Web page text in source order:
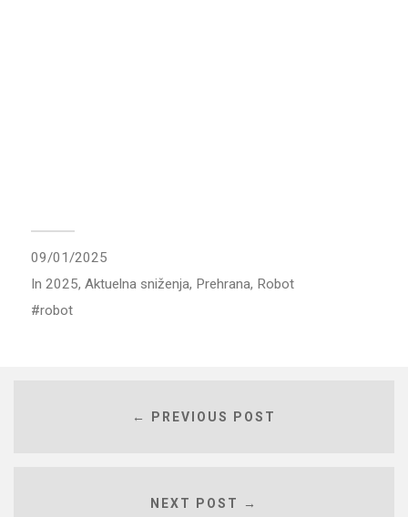
09/01/2025
In 2025, Aktuelna sniženja, Prehrana, Robot
robot
← PREVIOUS POST
NEXT POST →